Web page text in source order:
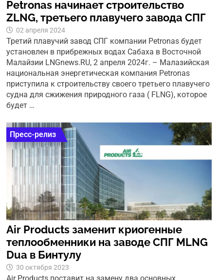
Petronas начинает строительство
ZLNG, третьего плавучего завода СПГ
02 апреля 2024
Третий плавучий завод СПГ компании Petronas будет
установлен в прибрежных водах Сабаха в Восточной
Малайзии LNGnews.RU, 2 апреля 2024г. – Малазийская
национальная энергетическая компания Petronas
приступила к строительству своего третьего плавучего
судна для сжижения природного газа ( FLNG), которое
будет …
Пресс-релиз
Air Products заменит криогенные
теплообменники на заводе СПГ MLNG
Dua в Бинтулу
30 октября 2023